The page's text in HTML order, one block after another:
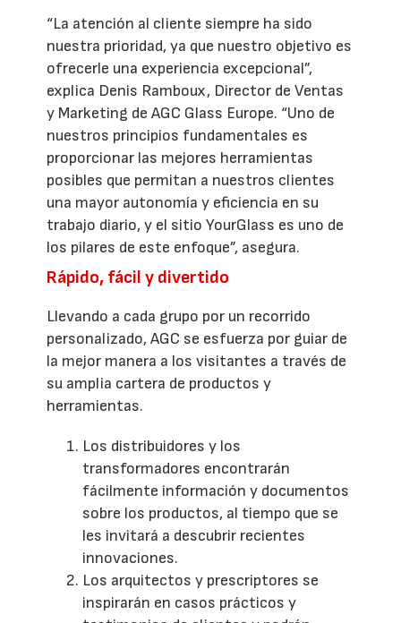
“La atención al cliente siempre ha sido
nuestra prioridad, ya que nuestro objetivo es
ofrecerle una experiencia excepcional”,
explica Denis Ramboux, Director de Ventas
y Marketing de AGC Glass Europe. “Uno de
nuestros principios fundamentales es
proporcionar las mejores herramientas
posibles que permitan a nuestros clientes
una mayor autonomía y eficiencia en su
trabajo diario, y el sitio YourGlass es uno de
los pilares de este enfoque”, asegura.
Rápido, fácil y divertido
Llevando a cada grupo por un recorrido
personalizado, AGC se esfuerza por guiar de
la mejor manera a los visitantes a través de
su amplia cartera de productos y
herramientas.
Los distribuidores y los
transformadores encontrarán
fácilmente información y documentos
sobre los productos, al tiempo que se
les invitará a descubrir recientes
innovaciones.
Los arquitectos y prescriptores se
inspirarán en casos prácticos y